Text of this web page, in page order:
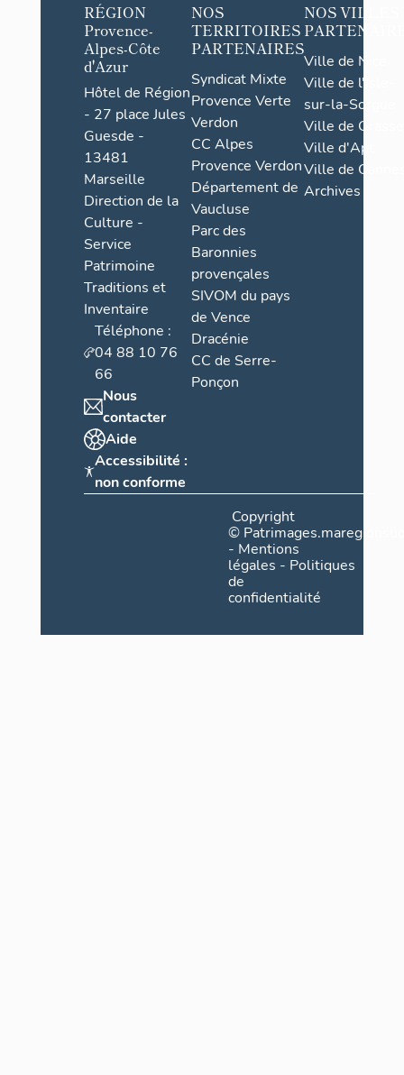
RÉGION
Provence-
Alpes-Côte
d'Azur
Hôtel de Région
- 27 place Jules
Guesde -
13481
Marseille
Direction de la
Culture -
Service
Patrimoine
Traditions et
Inventaire
Téléphone :
04 88 10 76
66
Nous
contacter
Aide
Accessibilité :
non conforme
NOS
TERRITOIRES
PARTENAIRES
Syndicat Mixte
Provence Verte
Verdon
CC Alpes
Provence Verdon
Département de
Vaucluse
Parc des
Baronnies
provençales
SIVOM du pays
de Vence
Dracénie
CC de Serre-
Ponçon
NOS VILLES
Ville de Nice
Ville de l'Isle-
sur-la-Sorgue
Ville de Grasse
Ville d'Apt
Ville de
Archives
Copyright
©
- Mentions
légales - Politiques
de
confidentialité